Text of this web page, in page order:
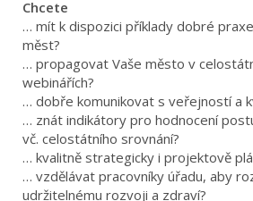
Chcete
… mít k dispozici příklady dobré
měst?
… propagovat Vaše město v
webinářích?
… dobře komunikovat s veřejností a
… znát indikátory pro hodnocení
vč. celostátního srovnání?
… kvalitně strategicky i projektově
… vzdělávat pracovníky úřadu, aby
udržitelnému rozvoji a zdraví?